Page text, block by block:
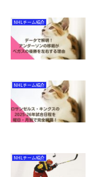
NHLチーム紹介
NHLチーム紹介
NHLチーム紹介